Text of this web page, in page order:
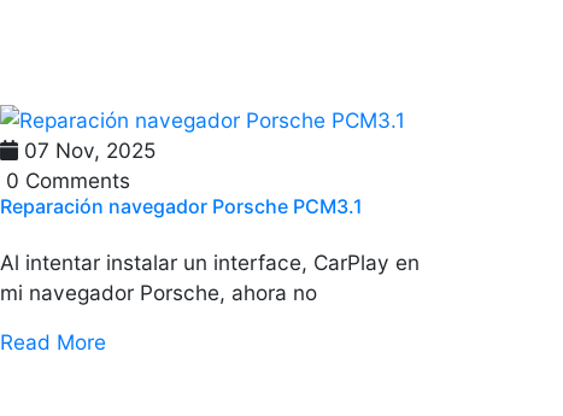
07 Nov, 2025
0 Comments
Reparación navegador Porsche PCM3.1
Al intentar instalar un interface, CarPlay en
mi navegador Porsche, ahora no
Read More